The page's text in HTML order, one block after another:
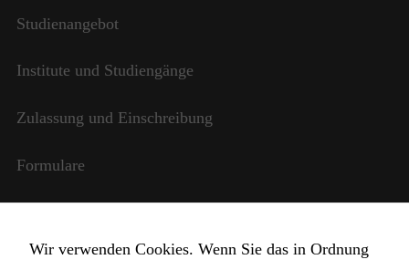
Studienangebot
Institute und Studiengänge
Zulassung und Einschreibung
Formulare
StudentInnen und Lehrpersonal
Wir verwenden Cookies. Wenn Sie das in Ordnung